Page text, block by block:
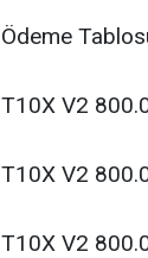
Ödeme
T10X V2
T10X V2
T10X V2